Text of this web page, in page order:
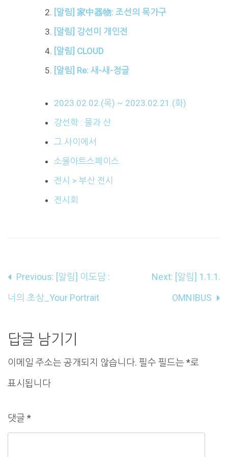
[알림] 家中器物: 조선의 목가구
[알림] 강선미 개인전
[알림] CLOUD
[알림] Re: 새-새-정글
2023.02.02.(목) ~ 2023.02.21.(화)
강선학 : 물과 산
그 사이에서
소울아트스페이스
전시 > 부산 전시
전시회
글
내
게
이
션
Previous: [알림] 이도담 :
너의 초상_Your Portrait
Next: [알림] 1.1.1.
OMNIBUS
답글 남기기
이메일 주소는 공개되지 않습니다. 필수 필드는 *로
표시됩니다
댓글 *